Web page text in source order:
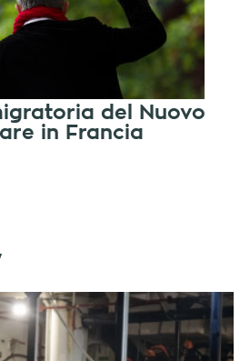
del Nuovo
in Francia